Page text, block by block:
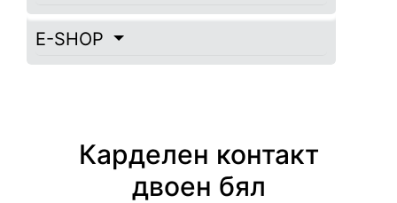
E-SHOP
Карделен контакт
двоен бял